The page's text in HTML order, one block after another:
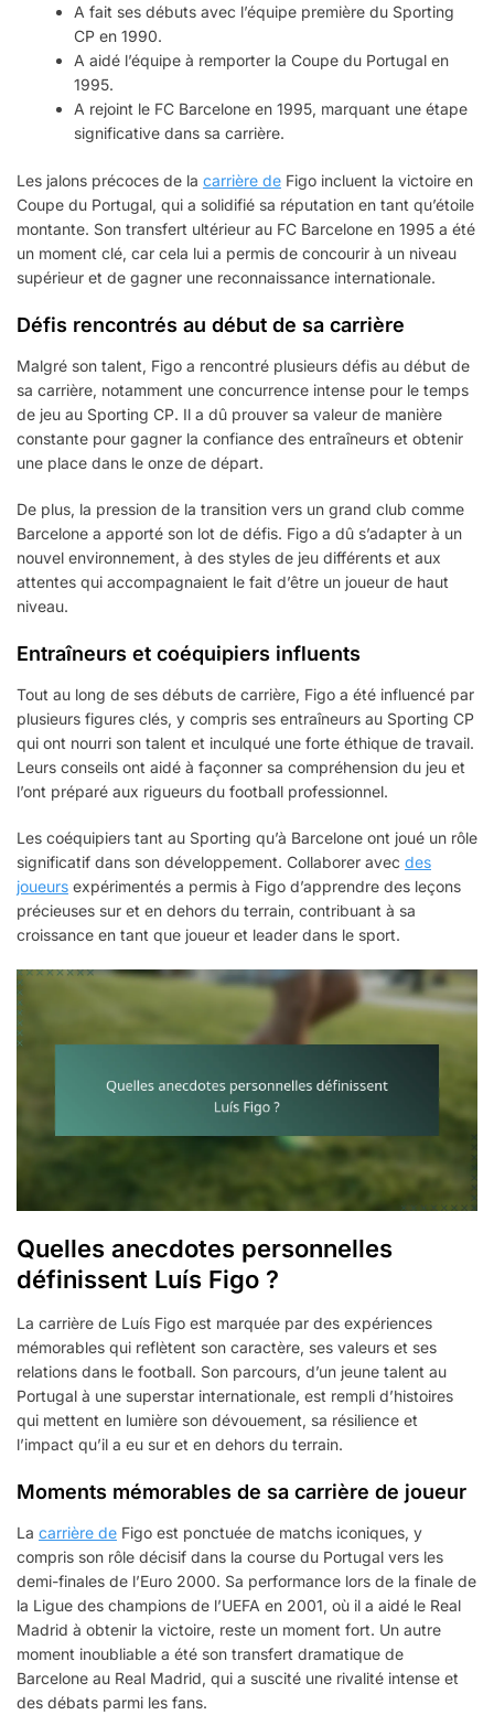
A fait ses débuts avec l’équipe première du Sporting
CP en 1990.
A aidé l’équipe à remporter la Coupe du Portugal en
1995.
A rejoint le FC Barcelone en 1995, marquant une étape
significative dans sa carrière.
Les jalons précoces de la carrière de Figo incluent la victoire en
Coupe du Portugal, qui a solidifié sa réputation en tant qu’étoile
montante. Son transfert ultérieur au FC Barcelone en 1995 a été
un moment clé, car cela lui a permis de concourir à un niveau
supérieur et de gagner une reconnaissance internationale.
Défis rencontrés au début de sa carrière
Malgré son talent, Figo a rencontré plusieurs défis au début de
sa carrière, notamment une concurrence intense pour le temps
de jeu au Sporting CP. Il a dû prouver sa valeur de manière
constante pour gagner la confiance des entraîneurs et obtenir
une place dans le onze de départ.
De plus, la pression de la transition vers un grand club comme
Barcelone a apporté son lot de défis. Figo a dû s’adapter à un
nouvel environnement, à des styles de jeu différents et aux
attentes qui accompagnaient le fait d’être un joueur de haut
niveau.
Entraîneurs et coéquipiers influents
Tout au long de ses débuts de carrière, Figo a été influencé par
plusieurs figures clés, y compris ses entraîneurs au Sporting CP
qui ont nourri son talent et inculqué une forte éthique de travail.
Leurs conseils ont aidé à façonner sa compréhension du jeu et
l’ont préparé aux rigueurs du football professionnel.
Les coéquipiers tant au Sporting qu’à Barcelone ont joué un rôle
significatif dans son développement. Collaborer avec des
joueurs expérimentés a permis à Figo d’apprendre des leçons
précieuses sur et en dehors du terrain, contribuant à sa
croissance en tant que joueur et leader dans le sport.
Quelles anecdotes personnelles
définissent Luís Figo ?
La carrière de Luís Figo est marquée par des expériences
mémorables qui reflètent son caractère, ses valeurs et ses
relations dans le football. Son parcours, d’un jeune talent au
Portugal à une superstar internationale, est rempli d’histoires
qui mettent en lumière son dévouement, sa résilience et
l’impact qu’il a eu sur et en dehors du terrain.
Moments mémorables de sa carrière de joueur
La carrière de Figo est ponctuée de matchs iconiques, y
compris son rôle décisif dans la course du Portugal vers les
demi-finales de l’Euro 2000. Sa performance lors de la finale de
la Ligue des champions de l’UEFA en 2001, où il a aidé le Real
Madrid à obtenir la victoire, reste un moment fort. Un autre
moment inoubliable a été son transfert dramatique de
Barcelone au Real Madrid, qui a suscité une rivalité intense et
des débats parmi les fans.